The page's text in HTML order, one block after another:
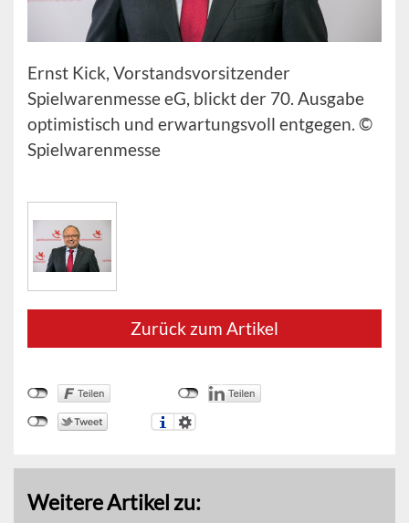
Ernst Kick, Vorstandsvorsitzender
Spielwarenmesse eG, blickt der 70. Ausgabe
optimistisch und erwartungsvoll entgegen. ©
Spielwarenmesse
Zurück zum Artikel
Weitere Artikel zu: